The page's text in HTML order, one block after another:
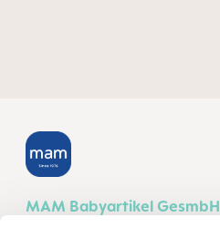
MAM Babyartikel GesmbH